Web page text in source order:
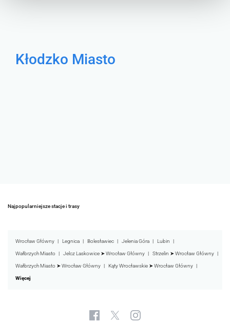
Kłodzko Miasto
Najpopularniejsze stacje i trasy
Wrocław Główny Legnica Bolesławiec Jelenia Góra Lubin
Wałbrzych Miasto Jelcz Laskowice ➤ Wrocław Główny Strzelin ➤ Wrocław Główny
Wałbrzych Miasto ➤ Wrocław Główny Kąty Wrocławskie ➤ Wrocław Główny
Więcej